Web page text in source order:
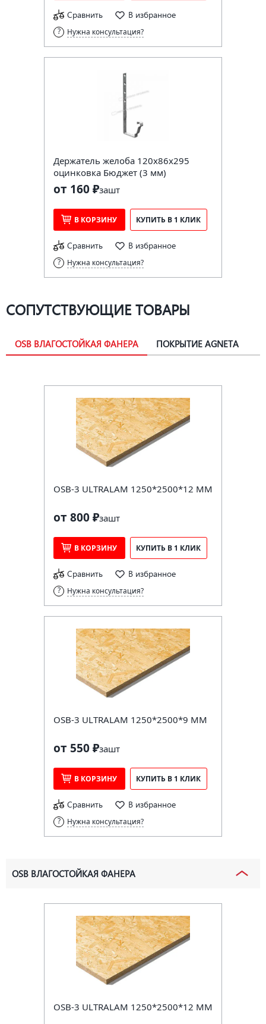
Сравнить В избранное
Нужна консультация?
Держатель желоба 120х86х295
оцинковка Бюджет (3 мм)
от 160 ₽зашт
В КОРЗИНУ КУПИТЬ В 1 КЛИК
Сравнить В избранное
Нужна консультация?
СОПУТСТВУЮЩИЕ ТОВАРЫ
OSB ВЛАГОСТОЙКАЯ ФАНЕРА ПОКРЫТИЕ AGNETA
OSB-3 ULTRALAM 1250*2500*12 ММ
от 800 ₽зашт
В КОРЗИНУ КУПИТЬ В 1 КЛИК
Сравнить В избранное
Нужна консультация?
OSB-3 ULTRALAM 1250*2500*9 ММ
от 550 ₽зашт
В КОРЗИНУ КУПИТЬ В 1 КЛИК
Сравнить В избранное
Нужна консультация?
OSB ВЛАГОСТОЙКАЯ ФАНЕРА
OSB-3 ULTRALAM 1250*2500*12 ММ